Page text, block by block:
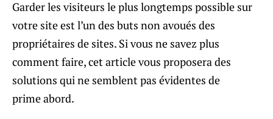
Garder les visiteurs le plus longtemps possible sur
votre site est l’un des buts non avoués des
propriétaires de sites. Si vous ne savez plus
comment faire, cet article vous proposera des
solutions qui ne semblent pas évidentes de
prime abord.